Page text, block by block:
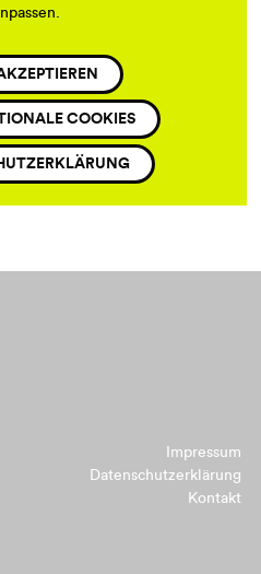
ist Silke Steffen
).
Anmeldung
Quartier: Für ein starkes
Impressum
Datenschutzerklärung
Kontakt
COOKIES